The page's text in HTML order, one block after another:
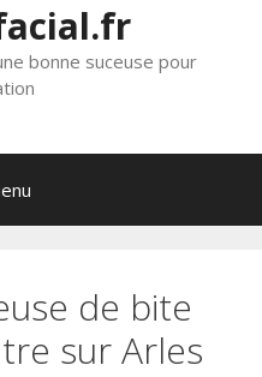
bonne suceuse pour
de bite
sur Arles